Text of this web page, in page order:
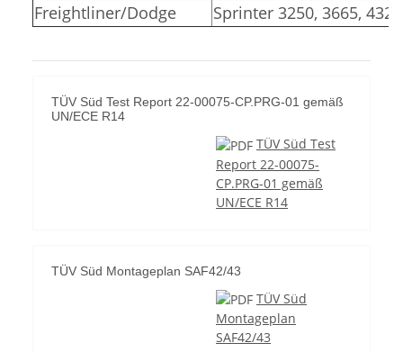
Freightliner/Dodge
Sprinter 3250, 3665, 4325
TÜV Süd Test Report 22-00075-CP.PRG-01 gemäß
UN/ECE R14
TÜV Süd Test
Report 22-00075-
CP.PRG-01 gemäß
UN/ECE R14
TÜV Süd Montageplan SAF42/43
TÜV Süd
Montageplan
SAF42/43